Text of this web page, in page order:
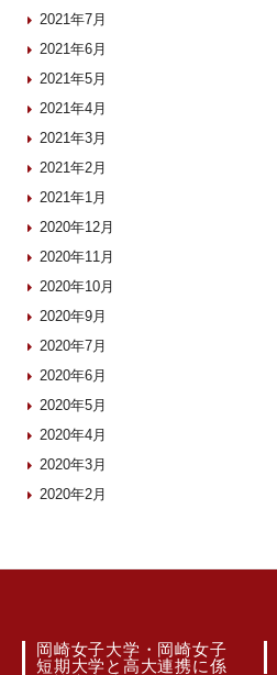
2021年7月
2021年6月
2021年5月
2021年4月
2021年3月
2021年2月
2021年1月
2020年12月
2020年11月
2020年10月
2020年9月
2020年7月
2020年6月
2020年5月
2020年4月
2020年3月
2020年2月
岡崎女子大学・岡崎女子
短期大学と高大連携に係